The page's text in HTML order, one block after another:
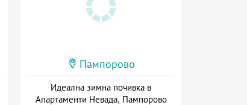
Пампорово
Идеална зимна почивка в
Апартаменти Невада, Пампорово